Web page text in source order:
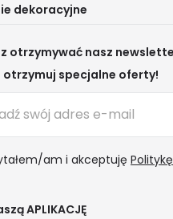
Zadawane Pytania (FAQ)
LED
dla firm
dekoracyjne
otrzymywać nasz
otrzymuj specjalne oferty!
am i akceptuję
APLIKACJĘ